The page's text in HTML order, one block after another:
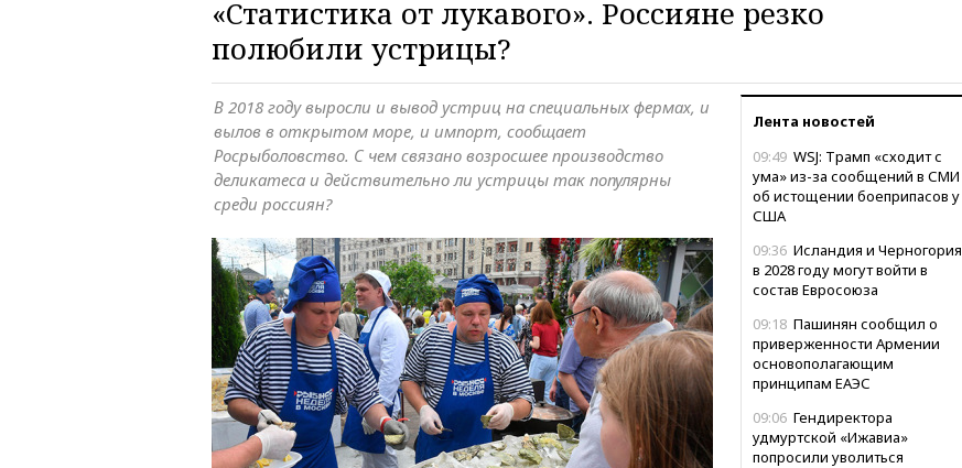
«Статистика от лукавого». Россияне резко
полюбили устрицы?
Лента новостей
09:49 WSJ: Трамп «сходит с
ума» из-за сообщений в СМИ
об истощении боеприпасов у
США
09:36 Исландия и Черногория
в 2028 году могут войти в
состав Евросоюза
09:18 Пашинян сообщил о
приверженности Армении
основополагающим
принципам ЕАЭС
09:06 Гендиректора
удмуртской «Ижавиа»
попросили уволиться
В 2018 году выросли и вывод устриц на специальных фермах, и
вылов в открытом море, и импорт, сообщает
Росрыболовство. С чем связано возросшее производство
деликатеса и действительно ли устрицы так популярны
среди россиян?